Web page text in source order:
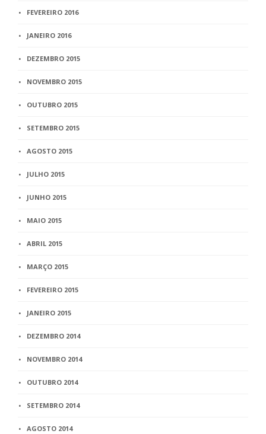
FEVEREIRO 2016
JANEIRO 2016
DEZEMBRO 2015
NOVEMBRO 2015
OUTUBRO 2015
SETEMBRO 2015
AGOSTO 2015
JULHO 2015
JUNHO 2015
MAIO 2015
ABRIL 2015
MARÇO 2015
FEVEREIRO 2015
JANEIRO 2015
DEZEMBRO 2014
NOVEMBRO 2014
OUTUBRO 2014
SETEMBRO 2014
AGOSTO 2014